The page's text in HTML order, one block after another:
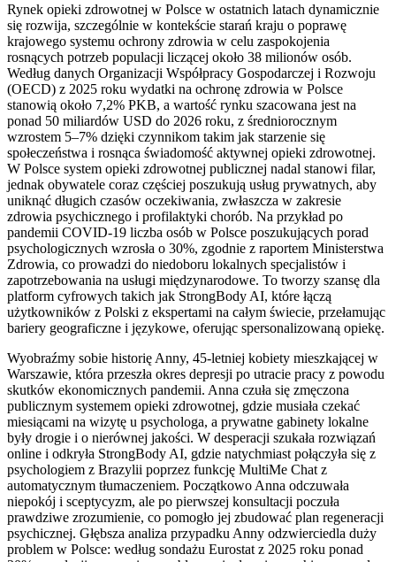
Rynek opieki zdrowotnej w Polsce w ostatnich latach dynamicznie
się rozwija, szczególnie w kontekście starań kraju o poprawę
krajowego systemu ochrony zdrowia w celu zaspokojenia
rosnących potrzeb populacji liczącej około 38 milionów osób.
Według danych Organizacji Współpracy Gospodarczej i Rozwoju
(OECD) z 2025 roku wydatki na ochronę zdrowia w Polsce
stanowią około 7,2% PKB, a wartość rynku szacowana jest na
ponad 50 miliardów USD do 2026 roku, z średniorocznym
wzrostem 5–7% dzięki czynnikom takim jak starzenie się
społeczeństwa i rosnąca świadomość aktywnej opieki zdrowotnej.
W Polsce system opieki zdrowotnej publicznej nadal stanowi filar,
jednak obywatele coraz częściej poszukują usług prywatnych, aby
uniknąć długich czasów oczekiwania, zwłaszcza w zakresie
zdrowia psychicznego i profilaktyki chorób. Na przykład po
pandemii COVID-19 liczba osób w Polsce poszukujących porad
psychologicznych wzrosła o 30%, zgodnie z raportem Ministerstwa
Zdrowia, co prowadzi do niedoboru lokalnych specjalistów i
zapotrzebowania na usługi międzynarodowe. To tworzy szansę dla
platform cyfrowych takich jak StrongBody AI, które łączą
użytkowników z Polski z ekspertami na całym świecie, przełamując
bariery geograficzne i językowe, oferując spersonalizowaną opiekę.
Wyobraźmy sobie historię Anny, 45-letniej kobiety mieszkającej w
Warszawie, która przeszła okres depresji po utracie pracy z powodu
skutków ekonomicznych pandemii. Anna czuła się zmęczona
publicznym systemem opieki zdrowotnej, gdzie musiała czekać
miesiącami na wizytę u psychologa, a prywatne gabinety lokalne
były drogie i o nierównej jakości. W desperacji szukała rozwiązań
online i odkryła StrongBody AI, gdzie natychmiast połączyła się z
psychologiem z Brazylii poprzez funkcję MultiMe Chat z
automatycznym tłumaczeniem. Początkowo Anna odczuwała
niepokój i sceptycyzm, ale po pierwszej konsultacji poczuła
prawdziwe zrozumienie, co pomogło jej zbudować plan regeneracji
psychicznej. Głębsza analiza przypadku Anny odzwierciedla duży
problem w Polsce: według sondażu Eurostat z 2025 roku ponad